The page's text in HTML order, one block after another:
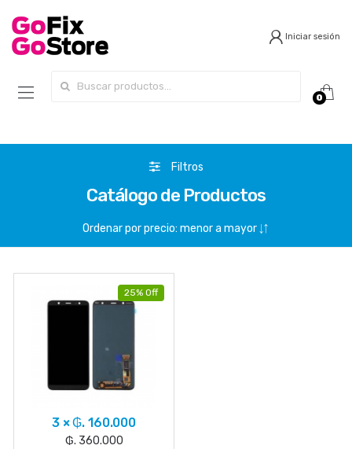
Iniciar sesión
0
Filtros
Catálogo de Productos
25% Off
3 × ₲. 160.000
₲. 360.000